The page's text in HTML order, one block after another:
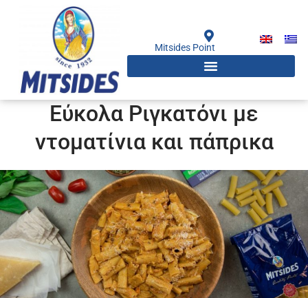
Mitsides Point
Εύκολα Ριγκατόνι με
ντοματίνια και πάπρικα